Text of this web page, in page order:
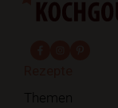
Themen